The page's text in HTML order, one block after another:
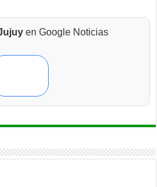
en Google Noticias